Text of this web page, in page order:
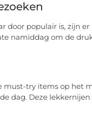
door populair is, zijn
namiddag om de
must-try items op het
dag. Deze